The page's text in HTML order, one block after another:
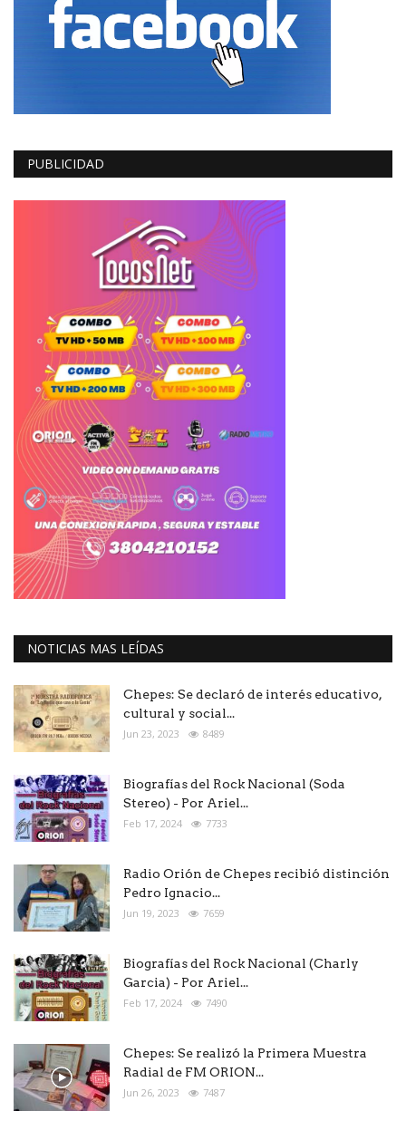
PUBLICIDAD
NOTICIAS MAS LEÍDAS
Chepes: Se declaró de interés educativo,
cultural y social...
Jun 23, 2023 8489
Biografías del Rock Nacional (Soda
Stereo) - Por Ariel...
Feb 17, 2024 7733
Radio Orión de Chepes recibió distinción
Pedro Ignacio...
Jun 19, 2023 7659
Biografías del Rock Nacional (Charly
Garcia) - Por Ariel...
Feb 17, 2024 7490
Chepes: Se realizó la Primera Muestra
Radial de FM ORION...
Jun 26, 2023 7487